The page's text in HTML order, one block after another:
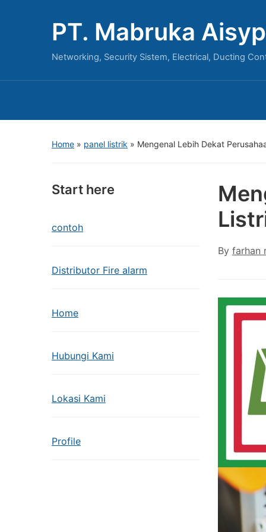
PT. Mabruka
Networking, Security Sistem, Electrical, Ducting
Home » panel listrik » Mengenal Lebih Dekat
Start here
contoh
Distributor Fire alarm
Home
Hubungi Kami
Lokasi Kami
Profile
By farhan